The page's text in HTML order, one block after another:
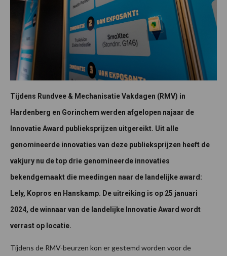
Tijdens Rundvee & Mechanisatie Vakdagen (RMV) in
Hardenberg en Gorinchem werden afgelopen najaar de
Innovatie Award publieksprijzen uitgereikt. Uit alle
genomineerde innovaties van deze publieksprijzen heeft de
vakjury nu de top drie genomineerde innovaties
bekendgemaakt die meedingen naar de landelijke award:
Lely, Kopros en Hanskamp. De uitreiking is op 25 januari
2024, de winnaar van de landelijke Innovatie Award wordt
verrast op locatie.
Tijdens de RMV-beurzen kon er gestemd worden voor de